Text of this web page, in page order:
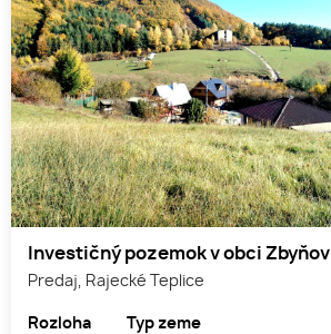
Investičný pozemok v obci Zbyňov
Predaj, Rajecké Teplice
Rozloha Typ zeme